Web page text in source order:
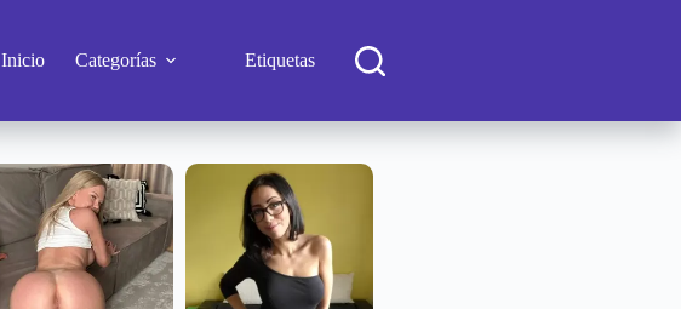
Inicio Categorías Etiquetas